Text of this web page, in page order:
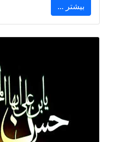
بیشتر ...